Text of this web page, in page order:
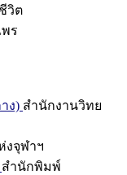
วิต
ร
ง) สำนักงานวิทย
งจุฬาฯ
สำนักพิมพ์